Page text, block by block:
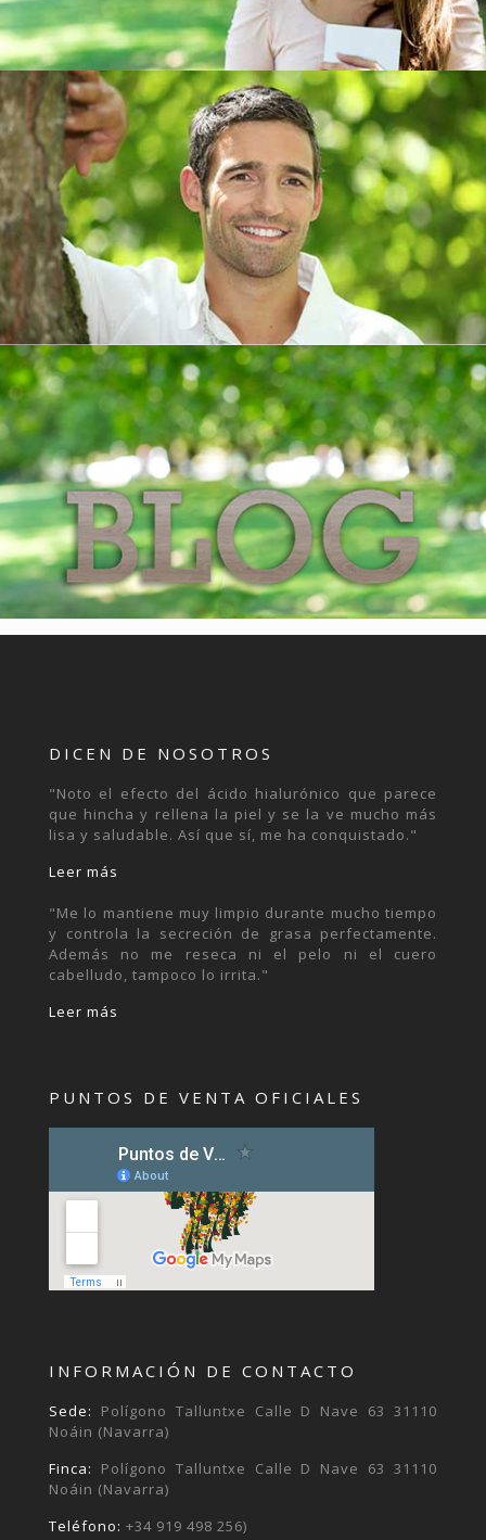
DICEN DE NOSOTROS
"Noto el efecto del ácido hialurónico que parece
que hincha y rellena la piel y se la ve mucho más
lisa y saludable. Así que sí, me ha conquistado."
Leer más
"Me lo mantiene muy limpio durante mucho tiempo
y controla la secreción de grasa perfectamente.
Además no me reseca ni el pelo ni el cuero
cabelludo, tampoco lo irrita."
Leer más
PUNTOS DE VENTA OFICIALES
INFORMACIÓN DE CONTACTO
Sede: Polígono Talluntxe Calle D Nave 63 31110
Noáin (Navarra)
Finca: Polígono Talluntxe Calle D Nave 63 31110
Noáin (Navarra)
Teléfono: +34 919 498 256)